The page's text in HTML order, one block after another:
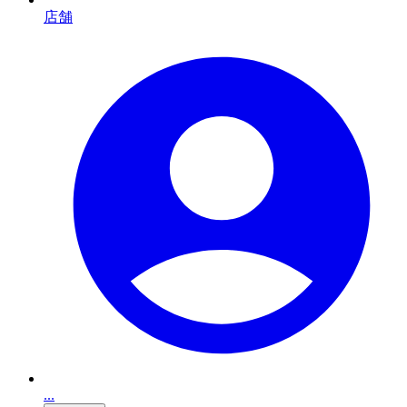
店舗
...